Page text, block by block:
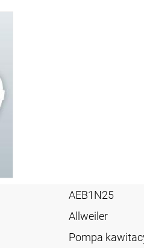
AEB1N25
Allweiler
Pompa